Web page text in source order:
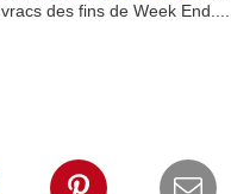
des fins de Week End......